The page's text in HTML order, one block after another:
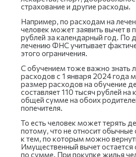
страхование и другие расходы.
Например, по расходам на
человек может заявить вычет в
рублей за календарный год. По
лечению ФНС учитывает
этого ограничения.
С обучением тоже важно знать
расходов с 1 января 2024 года
размер расходов на обучение
составляет 110 тысяч рублей
общей сумме на обоих
попечителя.
То есть человек может терять
потому, что не относит
к тем, по которым можно
Имущественный вычет
по сумме. При покупке жилья